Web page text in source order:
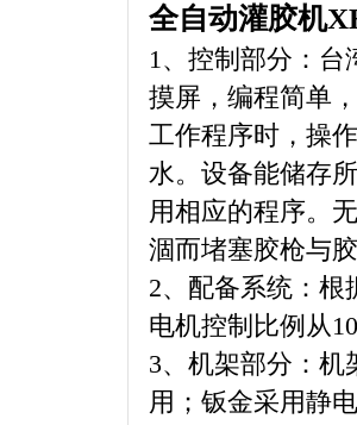
全自动灌胶机
1、控制部分：台
摸屏，编程简单
工作程序时，操
水。设备能储存
用相应的程序。
涸而堵塞胶枪与
2、配备系统：根
电机控制比例从
3、机架部分：机
用；钣金采用静